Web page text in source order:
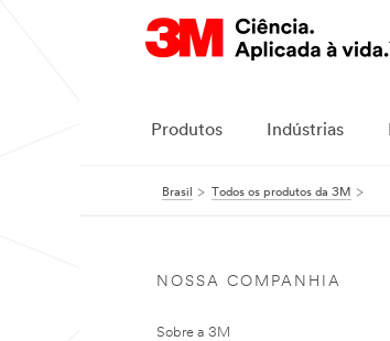
Produtos Indústrias
Brasil Todos os produtos da 3M
NOSSA COMPANHIA
Sobre a 3M